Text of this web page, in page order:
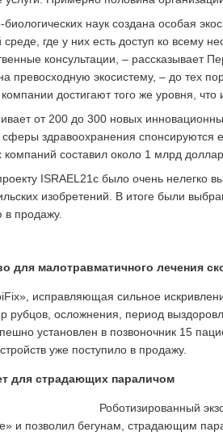
наук создана особая
среде, где у них есть доступ ко всему
консультации, – рассказывает
превосходную экосистему, – до тех
компании достигают того же уровня,
от 200 до 300 новых
сферы здравоохранения спонсируются
компаний составил около 1 млрд
ISRAEL21c было очень нелегко
изобретений. В итоге были
в продажу.
для малотравматичного лечения
исправляющая сильное
рубцов, осложнения, период
установлен в позвоночник 15
уже поступило в продажу.
для страдающих параличом
Роботизированный
и позволил бегунам, страдающим